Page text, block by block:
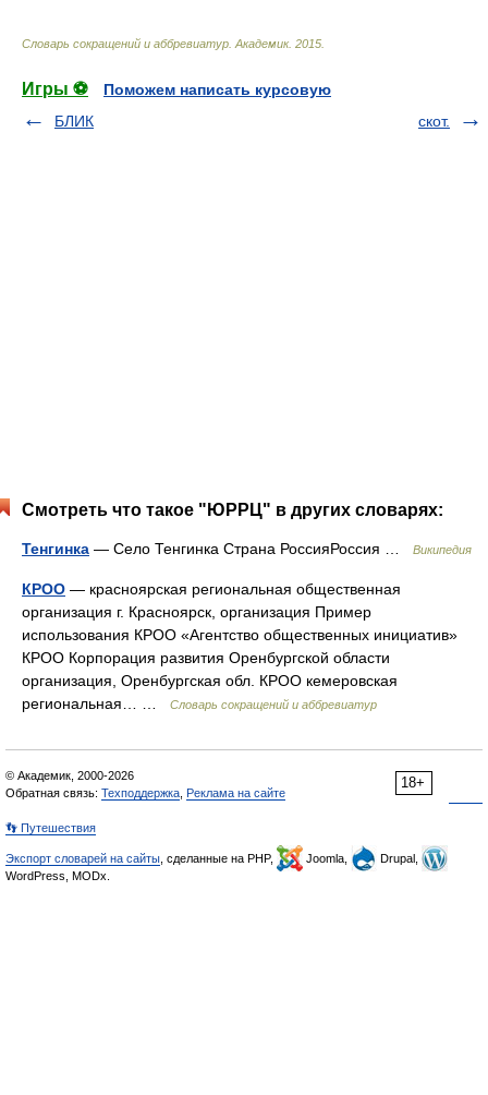
Словарь сокращений и аббревиатур Академик. 2015
Игры ⚽
Поможем написать курсовую
БЛИК
скот.
Смотреть что такое "ЮРРЦ" в других словарях:
Тенгинка — Село Тенгинка Страна РоссияРоссия … Википедия
КРОО — красноярская региональная общественная
организация г. Красноярск, организация Пример
использования КРОО «Агентство общественных инициатив»
КРОО Корпорация развития Оренбургской области
организация, Оренбургская обл. КРОО кемеровская
региональная… …
Словарь сокращений и аббревиатур
18+
© Академик, 2000-2026
Обратная связь: Техподдержка Реклама на сайте
👣 Путешествия
Экспорт словарей на сайты , сделанные на PHP, Joomla,
Drupal,
WordPress, MODx.